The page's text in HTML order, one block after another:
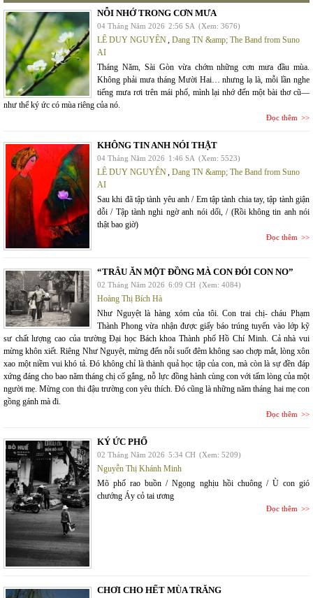
NỖI NHỚ TRONG CƠN MƯA
04 Tháng Năm 2026 2:56 SA (Xem: 3676)
LÊ DUY NGUYÊN, Dang TN &amp; The Band from Suno
AI
Tháng Năm, Sài Gòn vừa chớm những cơn mưa đầu mùa.
Không phải mưa tháng Mười Hai… nhưng lạ là, mỗi lần nghe
tiếng mưa rơi trên mái phố, mình lại nhớ đến một bài thơ cũ—
như thể ký ức có mùa riêng của nó.
Đọc thêm
KHÔNG TIN ANH NÓI THẬT
04 Tháng Năm 2026 1:46 SA (Xem: 5523)
LÊ DUY NGUYÊN, Dang TN &amp; The Band from Suno
AI
Sau khi đã tập tành yêu anh / Em tập tành chia tay, tập tành giận
dỗi / Tập tành nghi ngờ anh nói dối, / (Rồi không tin anh nói
thật bao giờ)
Đọc thêm
“TRÂU ĂN MỘT ĐỒNG MÀ CON ĐÓI CON NO”
02 Tháng Năm 2026 6:09 CH (Xem: 4084)
Hoàng Thị Bích Hà
Như Nguyệt là hàng xóm của tôi. Con trai chị- cháu Phạm
Thành Phong vừa nhận được giấy báo trúng tuyển vào lớp kỹ
sư chất lượng cao của trường Đại học Bách khoa Thành phố Hồ Chí Minh. Cả nhà vui
mừng khôn xiết. Riêng Như Nguyệt, mừng đến nỗi suốt đêm không sao chợp mắt, lòng xôn
xao một niềm vui khó tả. Đó không chỉ là thành quả học tập của con, mà còn là sự đền đáp
xứng đáng cho bao năm tháng chị cố gắng, nỗ lực đồng hành cùng con với tấm lòng của một
người mẹ. Mừng con thi đậu trường con yêu thích. Đó cũng là những năm tháng hai mẹ con
gồng gánh mà đi.
Đọc thêm
KÝ ỨC PHỐ
02 Tháng Năm 2026 5:34 CH (Xem: 5209)
Nguyễn Thị Khánh Minh
Mõ phố rao buồn / Ngọng nghịu hồi chuông / Ù con gió
chướng Áy cỏ tai ương
Đọc thêm
CHƠI CHO HẾT MÙA TRĂNG